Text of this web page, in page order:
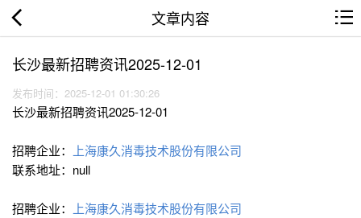
文章内容
长沙最新招聘资讯2025-12-01
发布时间：2025-12-01 01:30:26
长沙最新招聘资讯2025-12-01
招聘企业：
上海康久消毒技术股份有限公司
联系地址：null
招聘企业：
上海康久消毒技术股份有限公司